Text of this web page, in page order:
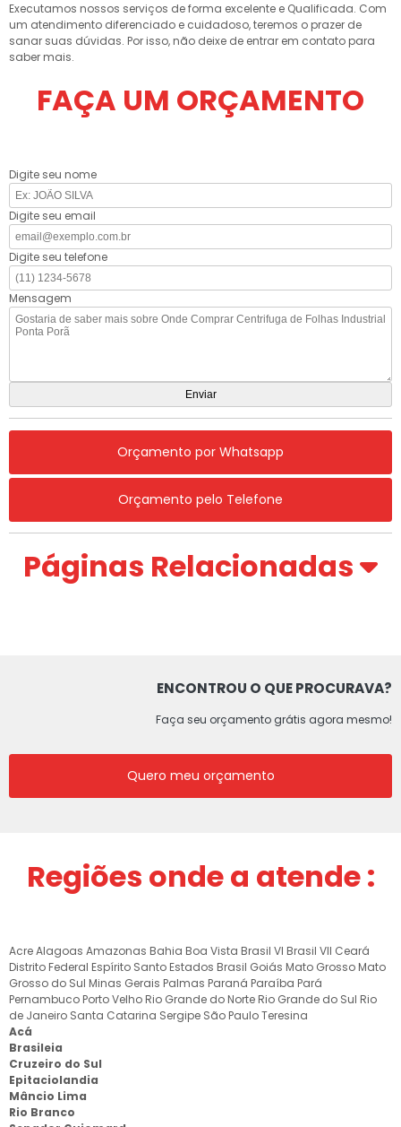
Executamos nossos serviços de forma excelente e Qualificada. Com
um atendimento diferenciado e cuidadoso, teremos o prazer de
sanar suas dúvidas. Por isso, não deixe de entrar em contato para
saber mais.
FAÇA UM ORÇAMENTO
Digite seu nome
Digite seu email
Digite seu telefone
Mensagem
Orçamento por Whatsapp
Orçamento pelo Telefone
Páginas Relacionadas
ENCONTROU O QUE PROCURAVA?
Faça seu orçamento grátis agora mesmo!
Quero meu orçamento
Regiões onde a atende :
AcreAlagoas Amazonas Bahia Boa Vista Brasil VI Brasil VII Ceará
Distrito Federal Espírito Santo Estados Brasil Goiás Mato Grosso Mato
Grosso do Sul Minas Gerais Palmas Paraná Paraíba Pará
Pernambuco Porto Velho Rio Grande do Norte Rio Grande do Sul Rio
de Janeiro Santa Catarina Sergipe São PauloTeresina
Acá
Brasileia
Cruzeiro do Sul
Epitaciolandia
Mâncio Lima
Rio Branco